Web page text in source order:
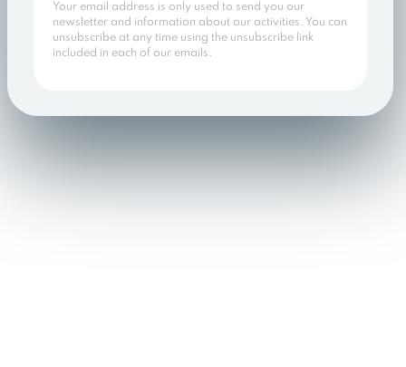
Your email address is only used to send you our
newsletter and information about our activities. You can
unsubscribe at any time using the unsubscribe link
included in each of our emails.